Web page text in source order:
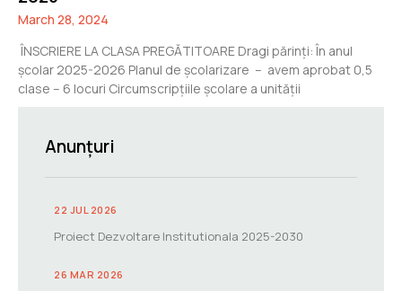
March 28, 2024
ÎNSCRIERE LA CLASA PREGĂTITOARE Dragi părinți: În anul
școlar 2025-2026 Planul de școlarizare – avem aprobat 0,5
clase – 6 locuri Circumscripțiile școlare a unității
Anunțuri
22 JUL 2026
Proiect Dezvoltare Institutionala 2025-2030
26 MAR 2026